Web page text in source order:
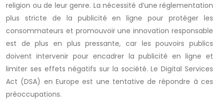
religion ou de leur genre. La nécessité d’une réglementation
plus stricte de la publicité en ligne pour protéger les
consommateurs et promouvoir une innovation responsable
est de plus en plus pressante, car les pouvoirs publics
doivent intervenir pour encadrer la publicité en ligne et
limiter ses effets négatifs sur la société. Le Digital Services
Act (DSA) en Europe est une tentative de répondre à ces
préoccupations.